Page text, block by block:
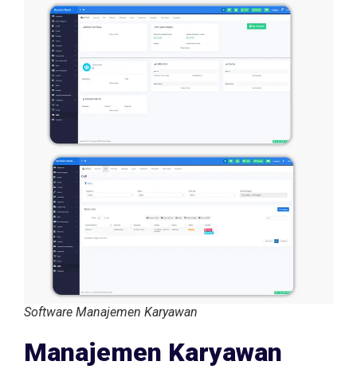
Software Manajemen Karyawan
Manajemen Karyawan